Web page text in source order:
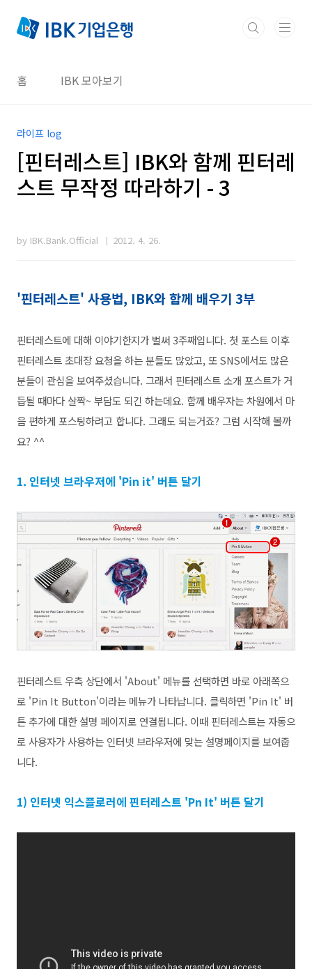
홈 IBK 모아보기
라이프 log
[핀터레스트] IBK와 함께 핀터레
스트 무작정 따라하기 - 3
by IBK.Bank.Official 2012. 4. 26.
'핀터레스트' 사용법, IBK와 함께 배우기 3부
핀터레스트에 대해 이야기한지가 벌써 3주째입니다. 첫 포스트 이후
핀터레스트 초대장 요청을 하는 분들도 많았고, 또 SNS에서도 많은
분들이 관심을 보여주셨습니다. 그래서 핀터레스트 소개 포스트가 거
듭될 때마다 살짝~ 부담도 되긴 하는데요. 함께 배우자는 차원에서 마
음 편하게 포스팅하려고 합니다. 그래도 되는거죠? 그럼 시작해 볼까
요? ^^
1. 인터넷 브라우저에 'Pin it' 버튼 달기
핀터레스트 우측 상단에서 'About' 메뉴를 선택하면 바로 아래쪽으
로 'Pin It Button'이라는 메뉴가 나타납니다. 클릭하면 'Pin It' 버
튼 추가에 대한 설명 페이지로 연결됩니다. 이때 핀터레스트는 자동으
로 사용자가 사용하는 인터넷 브라우저에 맞는 설명페이지를 보여줍
니다.
1) 인터넷 익스플로러에 핀터레스트 'Pn It' 버튼 달기